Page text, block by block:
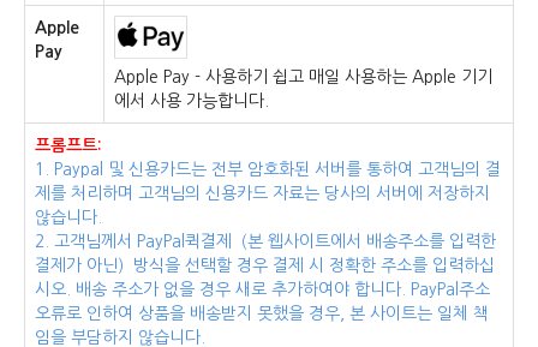
Apple
Pay
Apple Pay - 사용하기 쉽고 매일 사용하는 Apple 기기
에서 사용 가능합니다.
프롬프트:
1. Paypal 및 신용카드는 전부 암호화된 서버를 통하여 고객님의 결
제를 처리하며 고객님의 신용카드 자료는 당사의 서버에 저장하지
않습니다.
2. 고객님께서 PayPal퀵결제（본 웹사이트에서 배송주소를 입력한
결제가 아닌）방식을 선택할 경우 결제 시 정확한 주소를 입력하십
시오. 배송 주소가 없을 경우 새로 추가하여야 합니다. PayPal주소
오류로 인하여 상품을 배송받지 못했을 경우, 본 사이트는 일체 책
임을 부담하지 않습니다.